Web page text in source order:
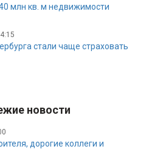
млн кв. м недвижимости
стали чаще страховать
новости
дорогие коллеги и